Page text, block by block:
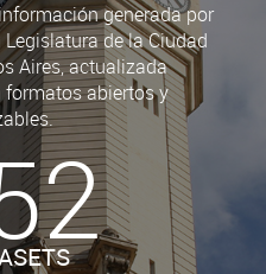
generada por
de la Ciudad
Aires, actualizada
formatos abiertos y